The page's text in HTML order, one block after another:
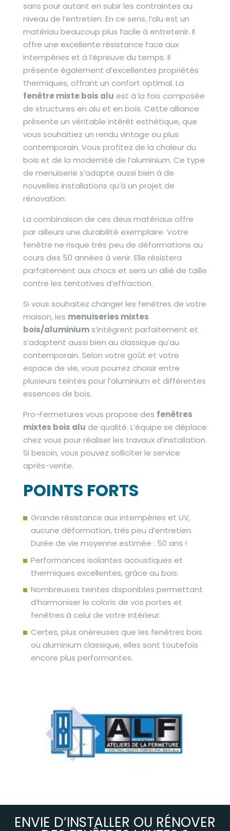
sans pour autant en subir les contraintes au
niveau de l’entretien. En ce sens, l’alu est un
matériau beaucoup plus facile à entretenir. Il
offre une excellente résistance face aux
intempéries et à l’épreuve du temps. Il
présente également d’excellentes propriétés
thermiques, offrant un confort optimal. La
fenêtre mixte bois alu est à la fois composée
de structures en alu et en bois. Cette alliance
présente un véritable intérêt esthétique, que
vous souhaitiez un rendu vintage ou plus
contemporain. Vous profitez de la chaleur du
bois et de la modernité de l’aluminium. Ce type
de menuiserie s’adapte aussi bien à de
nouvelles installations qu’à un projet de
rénovation.
La combinaison de ces deux matériaux offre
par ailleurs une durabilité exemplaire. Votre
fenêtre ne risque très peu de déformations au
cours des 50 années à venir. Elle résistera
parfaitement aux chocs et sera un allié de taille
contre les tentatives d’effraction.
Si vous souhaitez changer les fenêtres de votre
maison, les menuiseries mixtes
bois/aluminiums’intègrent parfaitement et
s’adaptent aussi bien au classique qu’au
contemporain. Selon votre goût et votre
espace de vie, vous pourrez choisir entre
plusieurs teintes pour l’aluminium et différentes
essences de bois.
Pro-Fermetures vous propose des fenêtres
mixtes bois alu de qualité. L’équipe se déplace
chez vous pour réaliser les travaux d’installation.
Si besoin, vous pouvez solliciter le service
après-vente.
POINTS FORTS
Grande résistance aux intempéries et UV,
aucune déformation, très peu d’entretien.
Durée de vie moyenne estimée : 50 ans !
Performances isolantes acoustiques et
thermiques excellentes, grâce au bois.
Nombreuses teintes disponibles permettant
d’harmoniser le coloris de vos portes et
fenêtres à celui de votre intérieur.
Certes, plus onéreuses que les fenêtres bois
ou aluminium classique, elles sont toutefois
encore plus performantes.
ENVIE D’INSTALLER OU RÉNOVER